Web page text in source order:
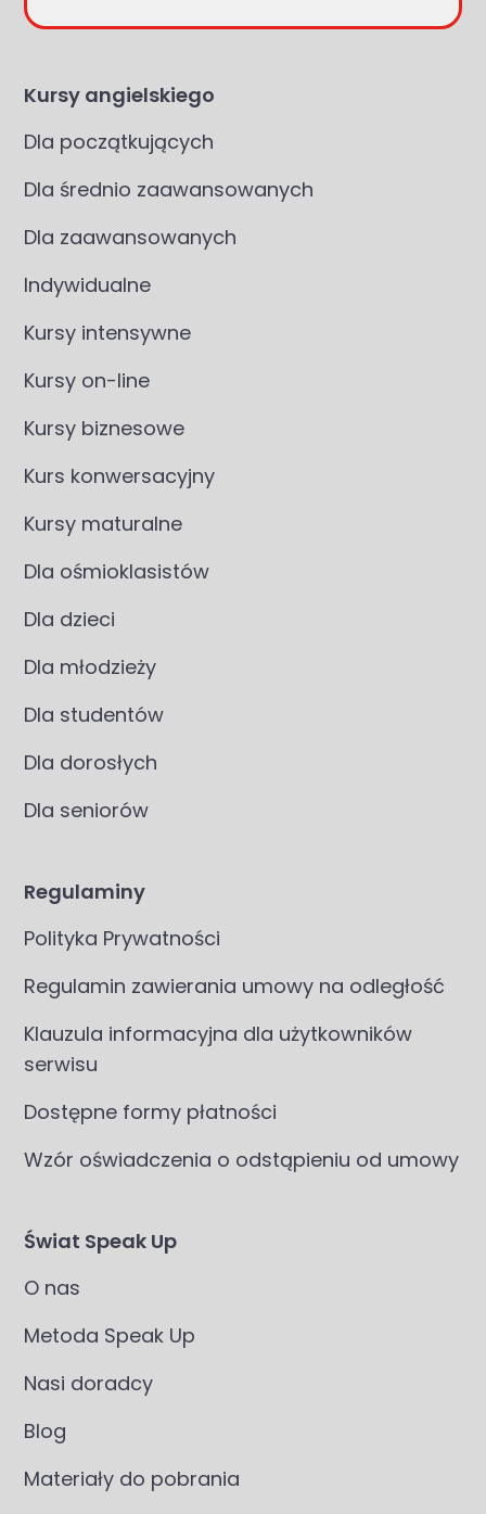
Kursy angielskiego
Dla początkujących
Dla średnio zaawansowanych
Dla zaawansowanych
Indywidualne
Kursy intensywne
Kursy on-line
Kursy biznesowe
Kurs konwersacyjny
Kursy maturalne
Dla ośmioklasistów
Dla dzieci
Dla młodzieży
Dla studentów
Dla dorosłych
Dla seniorów
Regulaminy
Polityka Prywatności
Regulamin zawierania umowy na odległość
Klauzula informacyjna dla użytkowników
serwisu
Dostępne formy płatności
Wzór oświadczenia o odstąpieniu od umowy
Świat Speak Up
O nas
Metoda Speak Up
Nasi doradcy
Blog
Materiały do pobrania